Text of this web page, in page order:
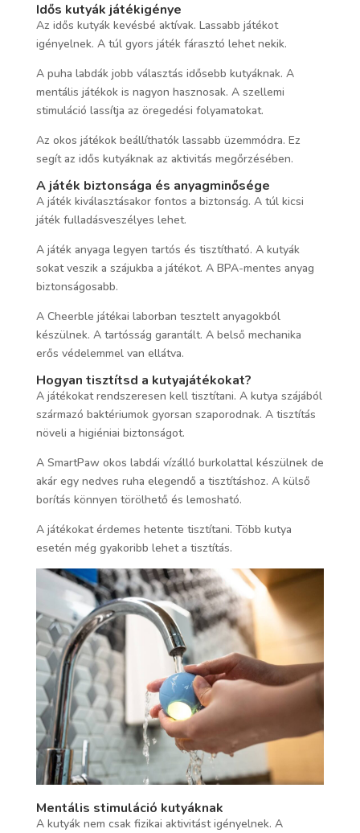
Idős kutyák játékigénye
Az idős kutyák kevésbé aktívak. Lassabb játékot
igényelnek. A túl gyors játék fárasztó lehet nekik.
A puha labdák jobb választás idősebb kutyáknak. A
mentális játékok is nagyon hasznosak. A szellemi
stimuláció lassítja az öregedési folyamatokat.
Az okos játékok beállíthatók lassabb üzemmódra. Ez
segít az idős kutyáknak az aktivitás megőrzésében.
A játék biztonsága és anyagminősége
A játék kiválasztásakor fontos a biztonság. A túl kicsi
játék fulladásveszélyes lehet.
A játék anyaga legyen tartós és tisztítható. A kutyák
sokat veszik a szájukba a játékot. A BPA-mentes anyag
biztonságosabb.
A Cheerble játékai laborban tesztelt anyagokból
készülnek. A tartósság garantált. A belső mechanika
erős védelemmel van ellátva.
Hogyan tisztítsd a kutyajátékokat?
A játékokat rendszeresen kell tisztítani. A kutya szájából
származó baktériumok gyorsan szaporodnak. A tisztítás
növeli a higiéniai biztonságot.
A SmartPaw okos labdái vízálló burkolattal készülnek de
akár egy nedves ruha elegendő a tisztításhoz. A külső
borítás könnyen törölhető és lemosható.
A játékokat érdemes hetente tisztítani. Több kutya
esetén még gyakoribb lehet a tisztítás.
Mentális stimuláció kutyáknak
A kutyák nem csak fizikai aktivitást igényelnek. A